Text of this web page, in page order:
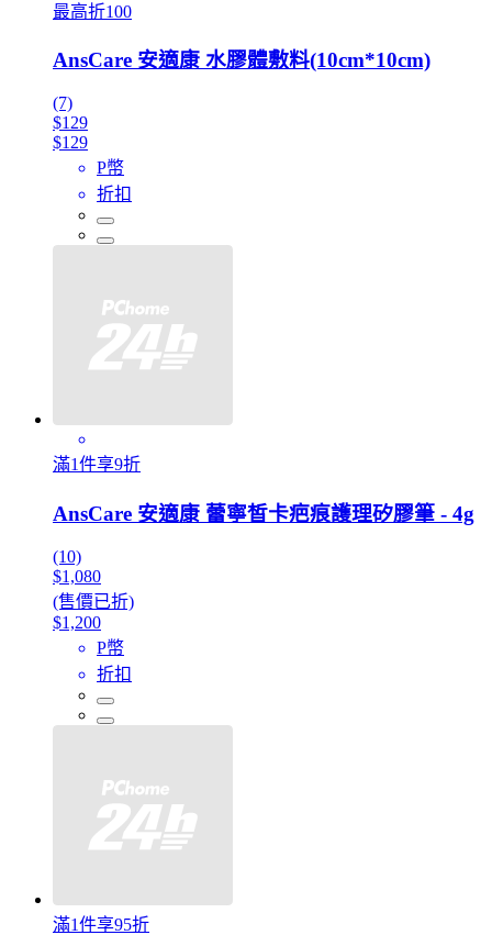
最高折100
AnsCare 安適康 水膠體敷料(10cm*10cm)
(7)
$129
$129
P幣
折扣
滿1件享9折
AnsCare 安適康 蕾寧皙卡疤痕護理矽膠筆 - 4g
(10)
$1,080
(售價已折)
$1,200
P幣
折扣
滿1件享95折